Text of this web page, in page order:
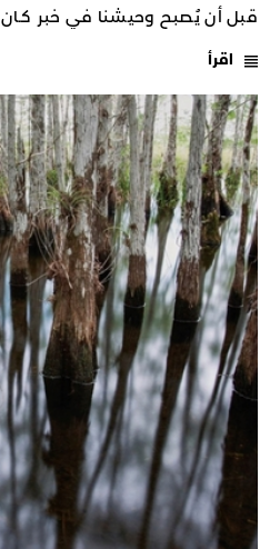
قبل أن يُصبح وحيشنا في خبر كـان
اقرأ